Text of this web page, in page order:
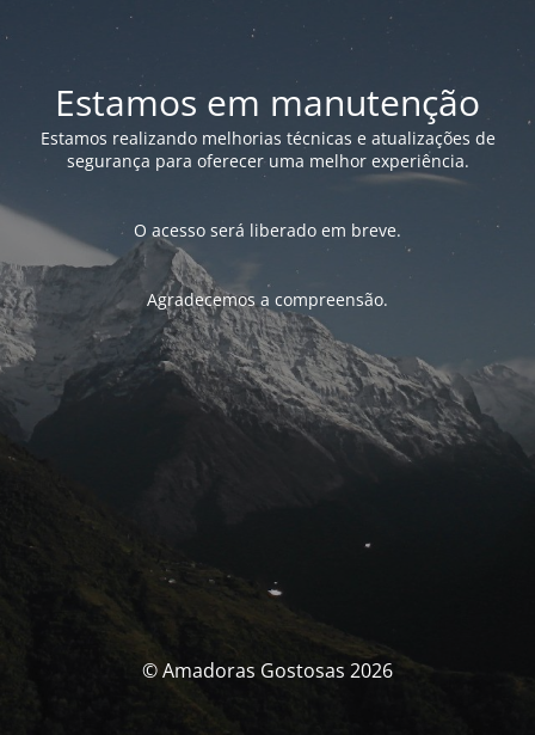
Estamos em manutenção
Estamos realizando melhorias técnicas e atualizações de
segurança para oferecer uma melhor experiência.
O acesso será liberado em breve.
Agradecemos a compreensão.
© Amadoras Gostosas 2026